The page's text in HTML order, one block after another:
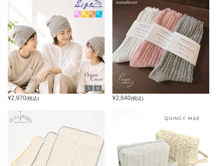
¥2,970(税込) ¥2,640(税込)